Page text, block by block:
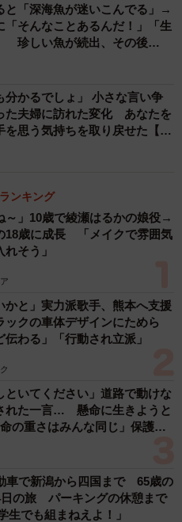
、株式会社 トウキョウジュウホウ
）（画像提供：株式会社 トウキョ
ことで、ろうさんは自身の
モノのクマスプレー」に対
いる。
を検索すると、かなりの数
のが出てきます。こういっ
想定しておらず、効果がな
』という一文が記載された
柄なツキノワグマ用か、大
があります。また、クマス
。一度発射すると5～10秒程
セモノかも？』と思っても
ります。消費者的には『少
もしれませんが、効果のな
険があります」（ろう・へ
と「深海魚が迷いこんでる」→
「そんなことあるんだ！」「生
珍しい魚が続出、その後
分かるでしょ」 小さな言い争
た夫婦に訪れた変化 あなたを
を思う気持ちを取り戻せた【漫
ンキング
～」10歳で綾瀬はるかの娘役→
18歳に成長 「メイクで雰囲気
そう」
かと」実力派歌手、熊本へ支援
クの車体デザインにためら
わる」「行動され立派」
といてください」道路で動けな
れた一言… 懸命に生きようと
の重さはみんな同じ」保護団
車で新潟から四国まで 65歳の
日の旅 パーキングの休憩まで
でも組まねえよ！」